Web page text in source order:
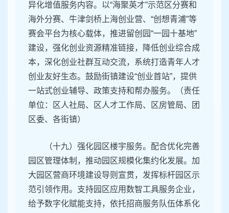
异化增值服务内容。以“海聚英才”示范区分赛和
海外分赛、牛津剑桥上海创业营、“创想青浦”等
赛会平台为核心载体，推进留创园“一园十基地”
建设，强化创业资源精准链接，降低创业综合成
本，深化创业社群互动交流，系统打造青年人才
创业友好生态。鼓励街镇建设“创业首站”，提供
一站式创业辅导、政策支持和帮办服务。（责任
单位：区人社局、区人才工作局、区房管局、团
区委、各街镇）
（十九）强化园区楼宇服务。配合优化完善
园区管理体制，推动园区规模化集约化发展。加
大园区营商环境建设导则宣贯，发挥标杆园区示
范引领作用。支持园区应用数智工具服务企业，
给予数字化赋能支持，依托招商服务队伍体系化